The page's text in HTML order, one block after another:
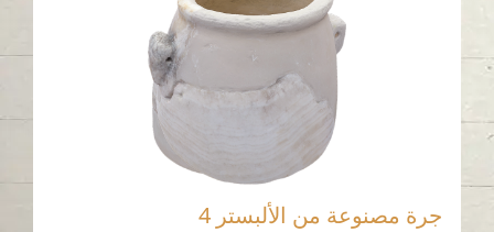
جرة مصنوعة من الألبستر 4